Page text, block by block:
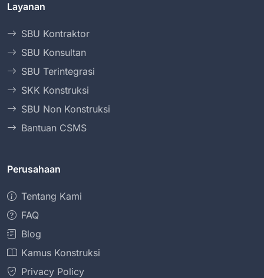
Layanan
SBU Kontraktor
SBU Konsultan
SBU Terintegrasi
SKK Konstruksi
SBU Non Konstruksi
Bantuan CSMS
Perusahaan
Tentang Kami
FAQ
Blog
Kamus Konstruksi
Privacy Policy